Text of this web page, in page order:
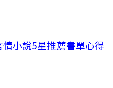
情小說5星推薦書單心得